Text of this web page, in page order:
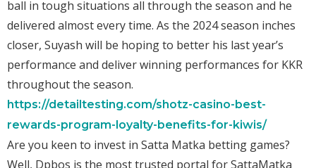
ball in tough situations all through the season and he
delivered almost every time. As the 2024 season inches
closer, Suyash will be hoping to better his last year’s
performance and deliver winning performances for KKR
throughout the season.
https://detailtesting.com/shotz-casino-best-
rewards-program-loyalty-benefits-for-kiwis/
Are you keen to invest in Satta Matka betting games?
Well, Dpbos is the most trusted portal for SattaMatka